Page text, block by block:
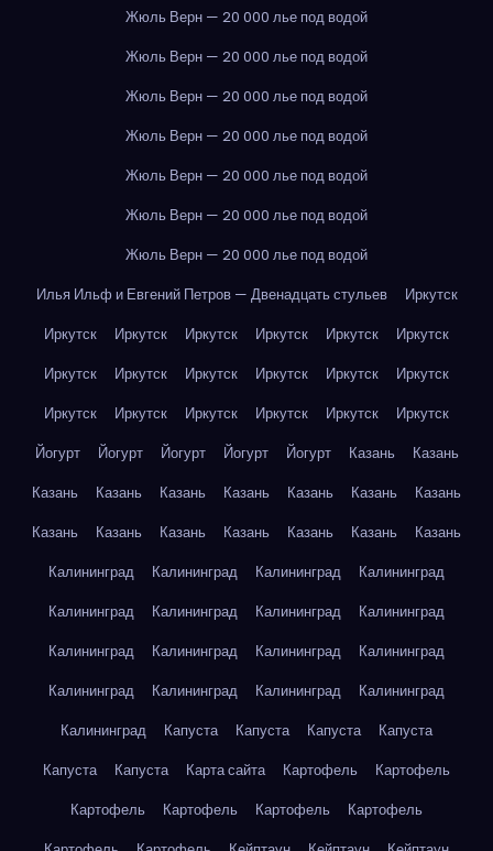
Жюль Верн — 20 000 лье под водой
Жюль Верн — 20 000 лье под водой
Жюль Верн — 20 000 лье под водой
Жюль Верн — 20 000 лье под водой
Жюль Верн — 20 000 лье под водой
Жюль Верн — 20 000 лье под водой
Жюль Верн — 20 000 лье под водой
Илья Ильф и Евгений Петров — Двенадцать стульев
Иркутск
Иркутск
Иркутск Иркутск Иркутск Иркутск
Иркутск
Иркутск
Иркутск Иркутск Иркутск Иркутск
Иркутск
Иркутск
Иркутск Иркутск Иркутск Иркутск
Иркутск
Йогурт
Йогурт Йогурт Йогурт Йогурт Казань
Казань
Казань
Казань Казань Казань Казань Казань
Казань
Казань
Казань Казань Казань Казань Казань
Казань
Калининград
Калининград Калининград
Калининград
Калининград
Калининград Калининград
Калининград
Калининград
Калининград Калининград
Калининград
Калининград
Калининград Калининград
Калининград
Калининград
Капуста Капуста Капуста
Капуста
Капуста
Капуста Карта сайта Картофель
Картофель
Картофель
Картофель Картофель
Картофель